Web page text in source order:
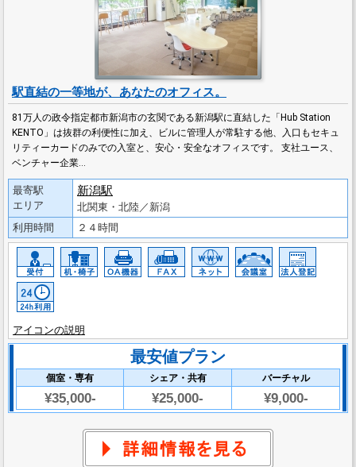
駅直結の一等地が、あなたのオフィス。
81万人の政令指定都市新潟市の玄関である新潟駅に直結した「Hub Station
KENTO」は抜群の利便性に加え、ビルに管理人が常駐する他、入口もセキュ
リティーカードのみでの入室と、安心・安全なオフィスです。 支社ユース、
ベンチャー企業…
最寄駅
エリア
新潟駅
北関東・北陸／新潟
利用時間
２４時間
アイコンの説明
最安値プラン
個室・専有 シェア・共有 バーチャル
¥35,000- ¥25,000- ¥9,000-